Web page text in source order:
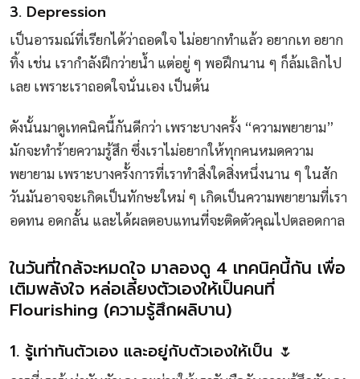
3. Depression
เป็นอารมณ์ที่เรียกได้ว่าถอดใจ ไม่อยากทำแล้ว อยากเท อยาก
ทิ้ง เช่น เรากำลังฝึกว่ายน้ำ แต่อยู่ ๆ พอฝึกนาน ๆ ก็ล้มเลิกไป
เลย เพราะเราถอดใจนั่นเอง เป็นต้น
ดังนั้นมาดูเทคนิคนี้กันดีกว่า เพราะบางครั้ง “ความพยายาม”
มักจะทำร้ายความรู้สึก ซึ่งเราไม่อยากให้ทุกคนหมดความ
พยายาม เพราะบางครั้งการที่เราทำสิ่งใดสิ่งหนึ่งนาน ๆ ในสัก
วันมันอาจจะเกิดเป็นทักษะใหม่ ๆ เกิดเป็นความพยายามที่เรา
อดทน อดกลั้น และได้ผลตอบแทนที่จะติดตัวคุณไปตลอดกาล
ในวันที่ใกล้จะหมดใจ มาลองดู 4 เทคนิคนี้กัน เพื่อ
เติมพลังใจ หล่อเลี้ยงตัวเองให้เป็นคนที่
Flourishing (ความรู้สึกผลิบาน)
1. รู้เท่าทันตัวเอง และอยู่กับตัวเองให้เป็น 🌷